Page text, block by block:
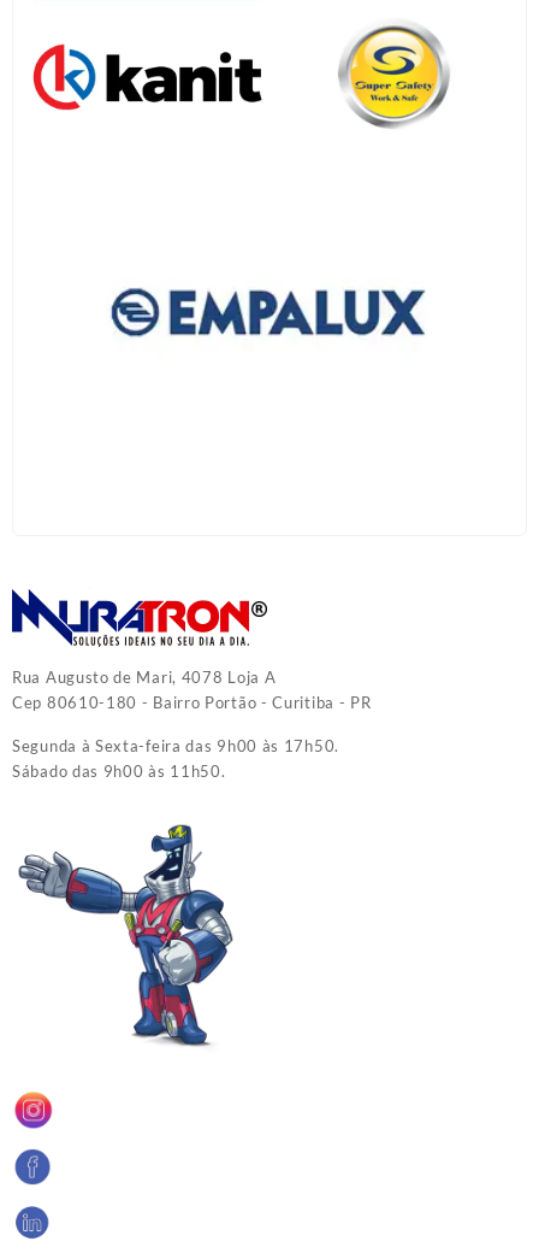
Rua Augusto de Mari, 4078 Loja A
Cep 80610-180 - Bairro Portão - Curitiba - PR
Segunda à Sexta-feira das 9h00 às 17h50.
Sábado das 9h00 às 11h50.